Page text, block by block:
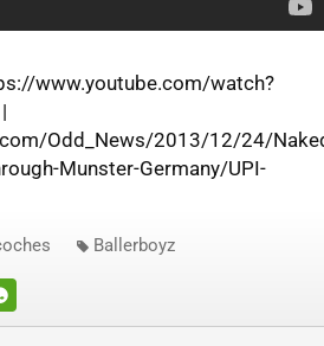
www.youtube.com/watch?
Odd_News/2013/12/24/
Munster-Germany/UPI-
Ballerboyz